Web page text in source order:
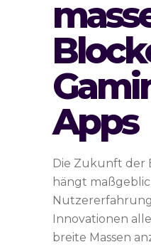
Apps
Die Zukunft der
hängt
Innovationen
breite Massen